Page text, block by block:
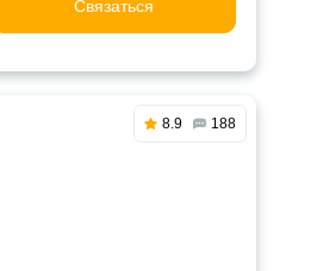
Связаться
8.9 188